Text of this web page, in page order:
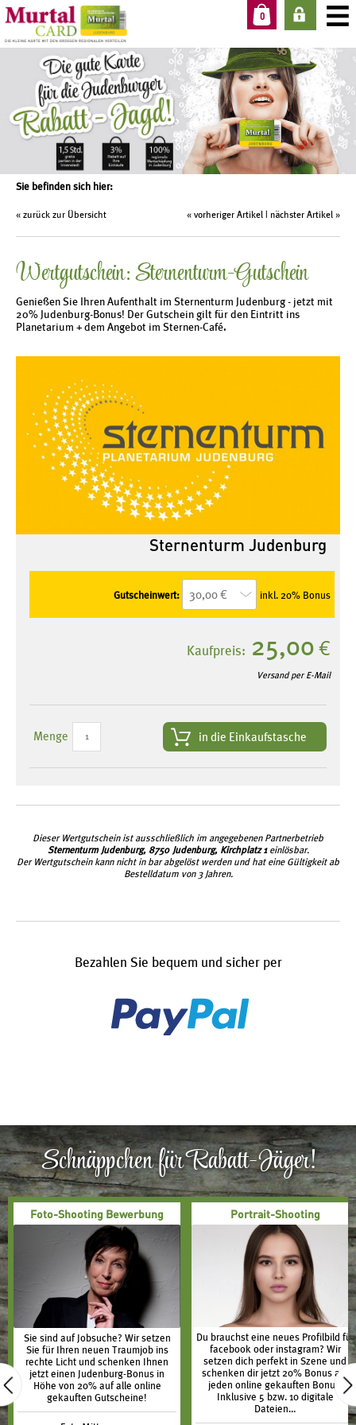
0
Sie befinden sich hier:
« zurück zur Übersicht « vorheriger Artikel | nächster Artikel »
Wertgutschein: Sternenturm-Gutschein
Genießen Sie Ihren Aufenthalt im Sternenturm Judenburg - jetzt mit
20% Judenburg-Bonus! Der Gutschein gilt für den Eintritt ins
Planetarium + dem Angebot im Sternen-Café.
Sternenturm Judenburg
Gutscheinwert: inkl. 20% Bonus
Kaufpreis: 25,00 €
Versand per E-Mail
Menge in die Einkaufstasche
Dieser Wertgutschein ist ausschließlich im angegebenen Partnerbetrieb
Sternenturm Judenburg, 8750 Judenburg, Kirchplatz 1einlösbar.
Der Wertgutschein kann nicht in bar abgelöst werden und hat eine Gültigkeit ab
Bestelldatum von 3 Jahren.
Bezahlen Sie bequem und sicher per
Schnäppchen für Rabatt-Jäger!
Foto-Shooting Bewerbung
Sie sind auf Jobsuche? Wir setzen
Sie für Ihren neuen Traumjob ins
rechte Licht und schenken Ihnen
jetzt einen Judenburg-Bonus in
Höhe von 20% auf alle online
gekauften Gutscheine!
Portrait-Shooting
Du brauchst eine neues Profilbild für
facebook oder instagram? Wir
setzen dich perfekt in Szene und
schenken dir jetzt 20% Bonus auf
jeden online gekauften Bonus.
Inklusive 5 bzw. 10 digitale
Dateien...